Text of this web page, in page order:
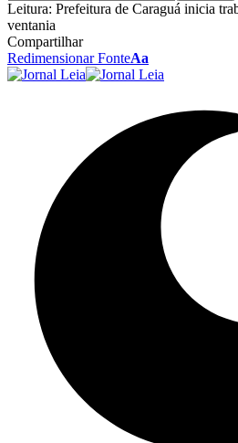
Leitura: Prefeitura de Caraguá inicia
ventania
Compartilhar
Redimensionar FonteAa